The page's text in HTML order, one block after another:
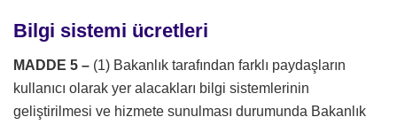
Bilgi sistemi ücretleri
MADDE 5 – (1) Bakanlık tarafından farklı paydaşların
kullanıcı olarak yer alacakları bilgi sistemlerinin
geliştirilmesi ve hizmete sunulması durumunda Bakanlık